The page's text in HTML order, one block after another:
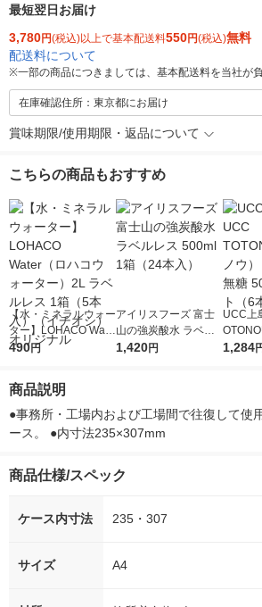
最短翌日お届け
3,780円(税込)以上で基本配送料550円(税込)無料
配送料について
※一部の商品につきましては、基本配送料を当社が
在庫確認住所：東京都にお届け
賞味期限/使用期限・返品について
こちらの商品もおすすめ
【水・ミネラルウォー
ター】LOHACO Wate
r（ロハコウォータ
シ） オリジナル
490円
アイリスフーズ 富士
山の強炭酸水 ラベル
レス 500ml 1箱（24
1,420円
UCC上
ウ） by
1,284
商品説明
●事務所・工場内および工場間で往復して使
ース。 ●内寸法235×307mm
商品仕様/スペック
ケース内寸法 235・307
サイズ A4